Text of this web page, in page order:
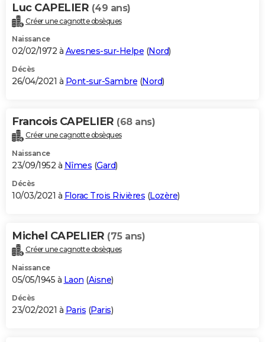
Luc CAPELIER (49 ans)
Créer une cagnotte obsèques
Naissance
02/02/1972 à Avesnes-sur-Helpe (Nord)
Décès
26/04/2021 à Pont-sur-Sambre (Nord)
Francois CAPELIER (68 ans)
Créer une cagnotte obsèques
Naissance
23/09/1952 à Nîmes (Gard)
Décès
10/03/2021 à Florac Trois Rivières (Lozère)
Michel CAPELIER (75 ans)
Créer une cagnotte obsèques
Naissance
05/05/1945 à Laon (Aisne)
Décès
23/02/2021 à Paris (Paris)